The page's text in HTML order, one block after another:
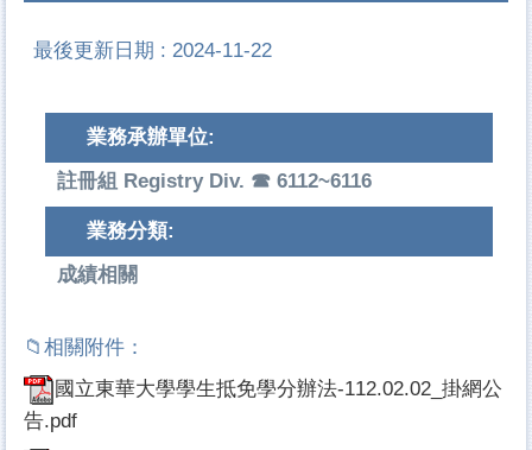
最後更新日期 :2024-11-22
業務承辦單位:
註冊組 Registry Div. ☎ 6112~6116
業務分類:
成績相關
國立東華大學學生抵免學分辦法-112.02.02_掛網公
告.pdf